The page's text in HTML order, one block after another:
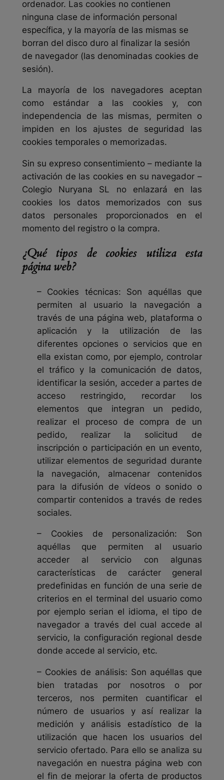
ordenador. Las cookies no contienen
ninguna clase de información personal
específica, y la mayoría de las mismas se
borran del disco duro al finalizar la sesión
de navegador (las denominadas cookies de
sesión).
La mayoría de los navegadores aceptan
como estándar a las cookies y, con
independencia de las mismas, permiten o
impiden en los ajustes de seguridad las
cookies temporales o memorizadas.
Sin su expreso consentimiento – mediante la
activación de las cookies en su navegador –
Colegio Nuryana SL no enlazará en las
cookies los datos memorizados con sus
datos personales proporcionados en el
momento del registro o la compra.
¿Qué tipos de cookies utiliza esta
página web?
– Cookies técnicas: Son aquéllas que
permiten al usuario la navegación a
través de una página web, plataforma o
aplicación y la utilización de las
diferentes opciones o servicios que en
ella existan como, por ejemplo, controlar
el tráfico y la comunicación de datos,
identificar la sesión, acceder a partes de
acceso restringido, recordar los
elementos que integran un pedido,
realizar el proceso de compra de un
pedido, realizar la solicitud de
inscripción o participación en un evento,
utilizar elementos de seguridad durante
la navegación, almacenar contenidos
para la difusión de vídeos o sonido o
compartir contenidos a través de redes
sociales.
– Cookies de personalización: Son
aquéllas que permiten al usuario
acceder al servicio con algunas
características de carácter general
predefinidas en función de una serie de
criterios en el terminal del usuario como
por ejemplo serian el idioma, el tipo de
navegador a través del cual accede al
servicio, la configuración regional desde
donde accede al servicio, etc.
– Cookies de análisis: Son aquéllas que
bien tratadas por nosotros o por
terceros, nos permiten cuantificar el
número de usuarios y así realizar la
medición y análisis estadístico de la
utilización que hacen los usuarios del
servicio ofertado. Para ello se analiza su
navegación en nuestra página web con
el fin de mejorar la oferta de productos